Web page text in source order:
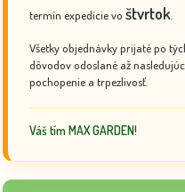
termín expedície vo štvrtok
Všetky objednávky prijaté po
dôvodov odoslané až
pochopenie a trpezlivosť.
Váš tím MAX GARDEN!